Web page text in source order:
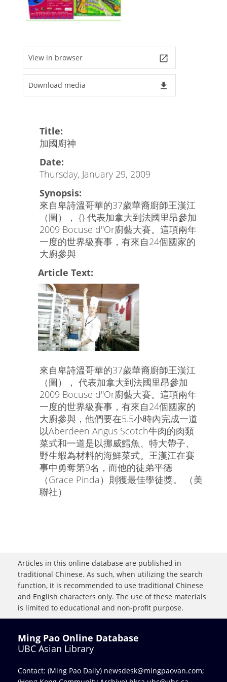
View in browser launch
Download media file_download
Title:
加國廚神
Date:
Thursday, January 29, 2009
Synopsis:
來自卑詩溫哥華的37歲華裔廚師王漢江
（圖）， {} 代表加拿大到法國里昂參加
2009 Bocuse d''Or廚藝大賽。這項兩年
一度的世界級賽事，有來自24個國家的
大廚參與
Article Text:
來自卑詩溫哥華的37歲華裔廚師王漢江
（圖）， 代表加拿大到法國里昂參加
2009 Bocuse d''Or廚藝大賽。這項兩年
一度的世界級賽事，有來自24個國家的
大廚參與，他們要在5.5小時內完成一道
以Aberdeen Angus Scotch牛肉的肉類
菜式和一道是以挪威鱈魚、特大帶子、
野生蝦為材料的海鮮菜式。王漢江在賽
事中勇奪第9名，而他的徒弟平德
（Grace Pinda）則獲最佳學徒獎。 （美
聯社）
Articles in this online database are published in
traditional Chinese. As such, when utilizing the search
function, it is recommended to use traditional Chinese
and English characters only. The use of these materials
is limited to educational and non-profit purpose.
Ming Pao Online Database
UBC Asian Library
Contact: (Ming Pao Daily) newsdesk@mingpaovan.com;